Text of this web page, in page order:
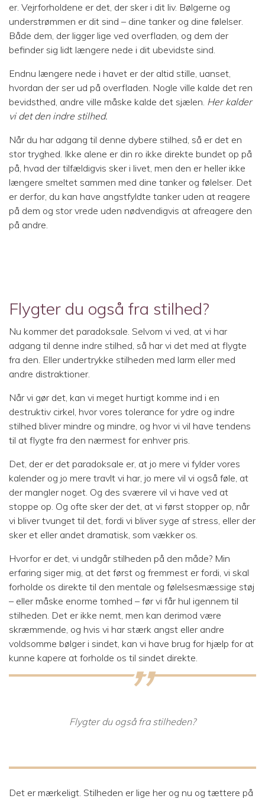
er. Vejrforholdene er det, der sker i dit liv. Bølgerne og
understrømmen er dit sind – dine tanker og dine følelser.
Både dem, der ligger lige ved overfladen, og dem der
befinder sig lidt længere nede i dit ubevidste sind.
Endnu længere nede i havet er der altid stille, uanset,
hvordan der ser ud på overfladen. Nogle ville kalde det ren
bevidsthed, andre ville måske kalde det sjælen. Her kalder
vi det den indre stilhed.
Når du har adgang til denne dybere stilhed, så er det en
stor tryghed. Ikke alene er din ro ikke direkte bundet op på
på, hvad der tilfældigvis sker i livet, men den er heller ikke
længere smeltet sammen med dine tanker og følelser. Det
er derfor, du kan have angstfyldte tanker uden at reagere
på dem og stor vrede uden nødvendigvis at afreagere den
på andre.
Flygter du også fra stilhed?
Nu kommer det paradoksale. Selvom vi ved, at vi har
adgang til denne indre stilhed, så har vi det med at flygte
fra den. Eller undertrykke stilheden med larm eller med
andre distraktioner.
Når vi gør det, kan vi meget hurtigt komme ind i en
destruktiv cirkel, hvor vores tolerance for ydre og indre
stilhed bliver mindre og mindre, og hvor vi vil have tendens
til at flygte fra den nærmest for enhver pris.
Det, der er det paradoksale er, at jo mere vi fylder vores
kalender og jo mere travlt vi har, jo mere vil vi også føle, at
der mangler noget. Og des sværere vil vi have ved at
stoppe op. Og ofte sker der det, at vi først stopper op, når
vi bliver tvunget til det, fordi vi bliver syge af stress, eller der
sker et eller andet dramatisk, som vækker os.
Hvorfor er det, vi undgår stilheden på den måde? Min
erfaring siger mig, at det først og fremmest er fordi, vi skal
forholde os direkte til den mentale og følelsesmæssige støj
– eller måske enorme tomhed – før vi får hul igennem til
stilheden. Det er ikke nemt, men kan derimod være
skræmmende, og hvis vi har stærk angst eller andre
voldsomme bølger i sindet, kan vi have brug for hjælp for at
kunne kapere at forholde os til sindet direkte.
Flygter du også fra stilheden?
Det er mærkeligt. Stilheden er lige her og nu og tættere på